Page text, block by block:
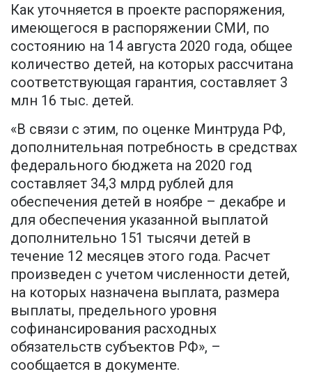
Как уточняется в проекте распоряжения,
имеющегося в распоряжении СМИ, по
состоянию на 14 августа 2020 года, общее
количество детей, на которых рассчитана
соответствующая гарантия, составляет 3
млн 16 тыс. детей.
«В связи с этим, по оценке Минтруда РФ,
дополнительная потребность в средствах
федерального бюджета на 2020 год
составляет 34,3 млрд рублей для
обеспечения детей в ноябре – декабре и
для обеспечения указанной выплатой
дополнительно 151 тысячи детей в
течение 12 месяцев этого года. Расчет
произведен с учетом численности детей,
на которых назначена выплата, размера
выплаты, предельного уровня
софинансирования расходных
обязательств субъектов РФ», –
сообщается в документе.